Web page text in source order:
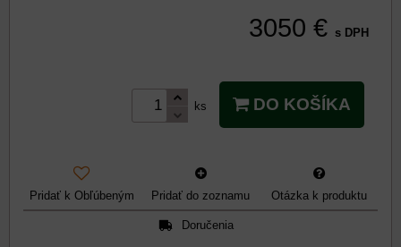
3050 € s DPH
ks DO KOŠÍKA
Pridať k Obľúbeným Pridať do zoznamu Otázka k produktu
Doručenia